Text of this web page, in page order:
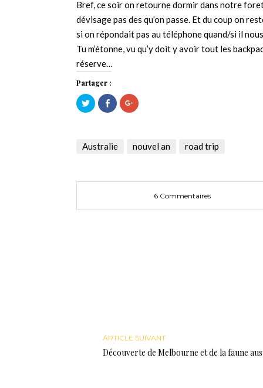
Bref, ce soir on retourne dormir dans notre
dévisage pas des qu’on passe. Et du coup on
si on répondait pas au téléphone quand/si il
Tu m’étonne, vu qu’y doit y avoir tout les
réserve…
Partager :
Cliquez
pour
partager
une
nouvelle
Cliquez
pour
partager
une
nouvelle
Cliquez
pour
dans
une
Australie nouvel an road trip
6 Commentaires
ARTICLE SUIVANT
Découverte de Melbourne et de la faune